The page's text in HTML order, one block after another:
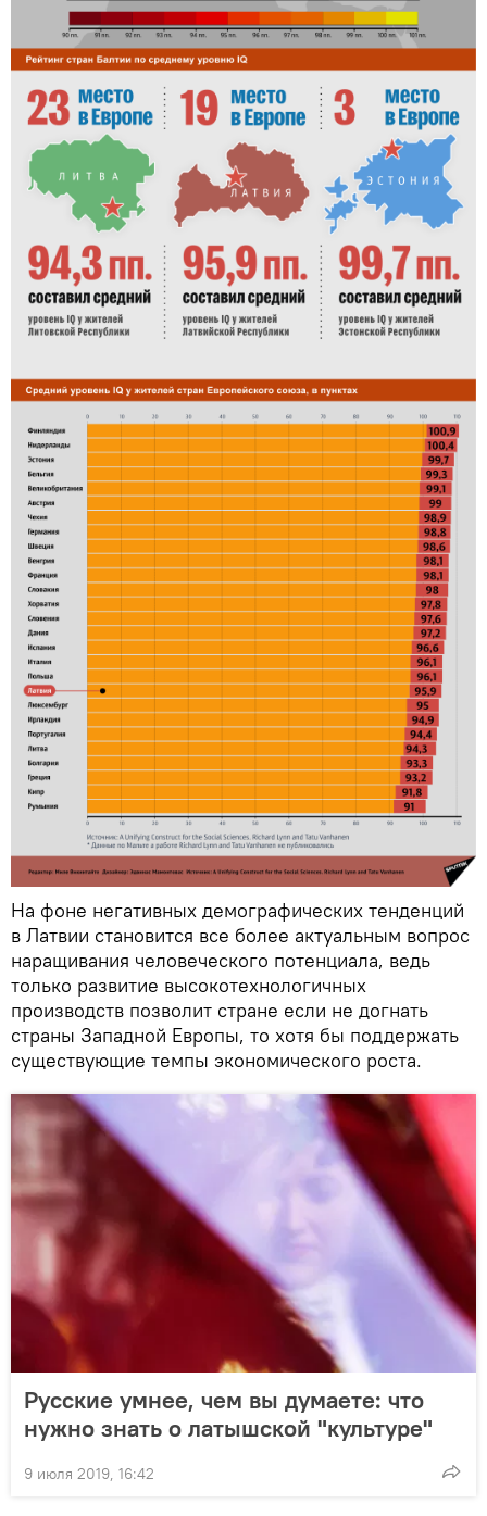
На фоне негативных демографических тенденций
в Латвии становится все более актуальным вопрос
наращивания человеческого потенциала, ведь
только развитие высокотехнологичных
производств позволит стране если не догнать
страны Западной Европы, то хотя бы поддержать
существующие темпы экономического роста.
Русские умнее, чем вы думаете: что
нужно знать о латышской "культуре"
9 июля 2019, 16:42